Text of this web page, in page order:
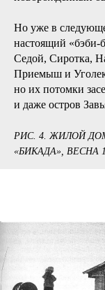
Но уже в
настоящий «бэби-
Седой, Сиротка,
Приемыш и
но их потомки
и даже остров
РИС. 4. ЖИЛОЙ
«БИКАДА», ВЕСНА